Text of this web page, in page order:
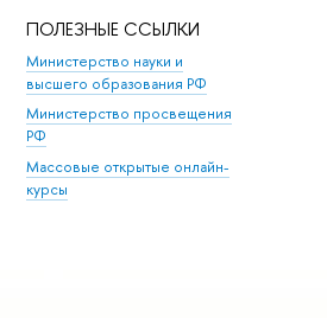
ПОЛЕЗНЫЕ ССЫЛКИ
Министерство науки и
высшего образования РФ
Министерство просвещения
РФ
Массовые открытые онлайн-
курсы